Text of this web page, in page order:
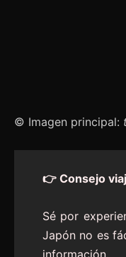
© Imagen principal:
👉 Consejo
Sé por
Japón no es